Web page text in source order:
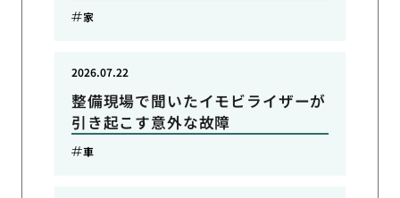
家
整備現場で聞いたイモビライザーが
引き起こす意外な故障
2026.07.22
車